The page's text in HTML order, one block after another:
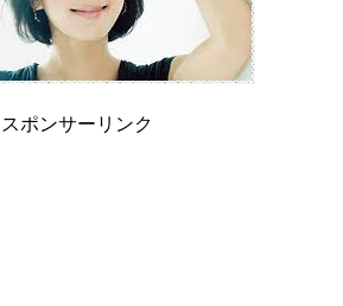
スポンサーリンク